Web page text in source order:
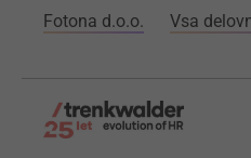
Fotona d.o.o. Vsa